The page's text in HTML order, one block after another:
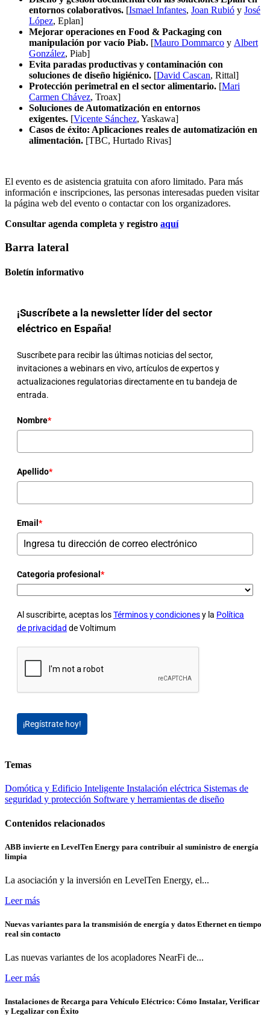
entornos colaborativos. [Ismael Infantes, Joan Rubió y José
López, Eplan]
Mejorar operaciones en Food & Packaging con
manipulación por vacío Piab. [Mauro Dommarco y Albert
González, Piab]
Evita paradas productivas y contaminación con
soluciones de diseño higiénico. [David Cascan, Rittal]
Protección perimetral en el sector alimentario. [Mari
Carmen Chávez, Troax]
Soluciones de Automatización en entornos
exigentes. [Vicente Sánchez, Yaskawa]
Casos de éxito: Aplicaciones reales de automatización en
alimentación. [TBC, Hurtado Rivas]
El evento es de asistencia gratuita con aforo limitado. Para más
información e inscripciones, las personas interesadas pueden visitar
la página web del evento o contactar con los organizadores.
Consultar agenda completa y registro aquí
Barra lateral
Boletín informativo
¡Suscríbete a la newsletter líder del sector
eléctrico en España!
Suscríbete para recibir las últimas noticias del sector,
invitaciones a webinars en vivo, artículos de expertos y
actualizaciones regulatorias directamente en tu bandeja de
entrada.
Nombre*
Apellido*
Email *
Categoria profesional *
Al suscribirte, aceptas losTérminos y condicionesy la Política
de privacidad de Voltimum
¡Regístrate hoy!
Temas
Domótica y Edificio Inteligente Instalación eléctrica Sistemas de
seguridad y protección Software y herramientas de diseño
Contenidos relacionados
ABB invierte en LevelTen Energy para contribuir al suministro de energía
limpia
La asociación y la inversión en LevelTen Energy, el...
Leer más
Nuevas variantes para la transmisión de energía y datos Ethernet en tiempo
real sin contacto
Las nuevas variantes de los acopladores NearFi de...
Leer más
Instalaciones de Recarga para Vehículo Eléctrico: Cómo Instalar, Verificar
y Legalizar con Éxito